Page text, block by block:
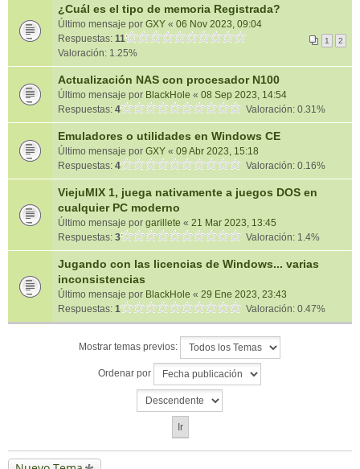
¿Cuál es el tipo de memoria Registrada?
Último mensaje por GXY « 06 Nov 2023, 09:04
Respuestas: 11 1 2
Valoración: 1.25%
Actualización NAS con procesador N100
Último mensaje por BlackHole « 08 Sep 2023, 14:54
Respuestas: 4 Valoración: 0.31%
Emuladores o utilidades en Windows CE
Último mensaje por GXY « 09 Abr 2023, 15:18
Respuestas: 4 Valoración: 0.16%
ViejuMIX 1, juega nativamente a juegos DOS en
cualquier PC moderno
Último mensaje por garillete « 21 Mar 2023, 13:45
Respuestas: 3 Valoración: 1.4%
Jugando con las licencias de Windows... varias
inconsistencias
Último mensaje por BlackHole « 29 Ene 2023, 23:43
Respuestas: 1 Valoración: 0.47%
Mostrar temas previos:
Ordenar por